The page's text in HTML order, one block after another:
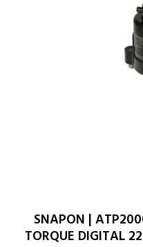
SNAPON |
TORQUE DIGITAL